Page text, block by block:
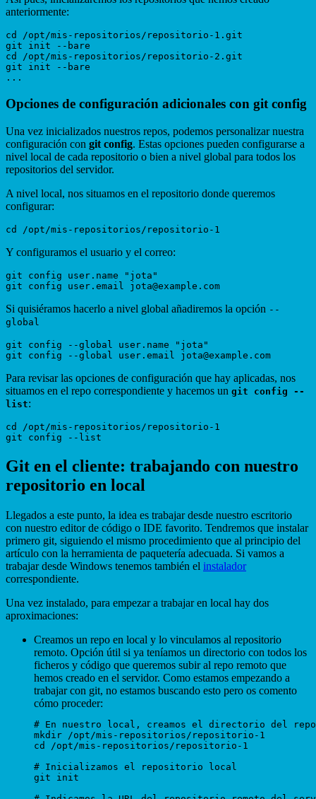
anteriormente:
cd /opt/mis-repositorios/repositorio-1.git
git init --bare
cd /opt/mis-repositorios/repositorio-2.git
git init --bare
Opciones de configuración adicionales con git config
Una vez inicializados nuestros repos, podemos personalizar nuestra
configuración con git config. Estas opciones pueden configurarse a
nivel local de cada repositorio o bien a nivel global para todos los
repositorios del servidor.
A nivel local, nos situamos en el repositorio donde queremos
configurar:
Y configuramos el usuario y el correo:
git config user.name "jota"
Si quisiéramos hacerlo a nivel global añadiremos la opción --
global
git config --global user.name "jota"
Para revisar las opciones de configuración que hay aplicadas, nos
situamos en el repo correspondiente y hacemos un git config --
list:
cd /opt/mis-repositorios/repositorio-1
Git en el cliente: trabajando con nuestro
repositorio en local
Llegados a este punto, la idea es trabajar desde nuestro escritorio
con nuestro editor de código o IDE favorito. Tendremos que instalar
primero git, siguiendo el mismo procedimiento que al principio del
artículo con la herramienta de paquetería adecuada. Si vamos a
trabajar desde Windows tenemos también el instalador
correspondiente.
Una vez instalado, para empezar a trabajar en local hay dos
aproximaciones:
Creamos un repo en local y lo vinculamos al repositorio
remoto. Opción útil si ya teníamos un directorio con todos los
ficheros y código que queremos subir al repo remoto que
hemos creado en el servidor. Como estamos empezando a
trabajar con git, no estamos buscando esto pero os comento
cómo proceder:
# En nuestro local, creamos el directorio del repo
mkdir /opt/mis-repositorios/repositorio-1
cd /opt/mis-repositorios/repositorio-1
# Inicializamos el repositorio local
git init